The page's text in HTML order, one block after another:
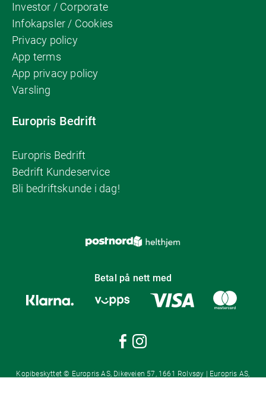
Investor / Corporate
Infokapsler / Cookies
Privacy policy
App terms
App privacy policy
Varsling
Europris Bedrift
Europris Bedrift
Bedrift Kundeservice
Bli bedriftskunde i dag!
Betal på nett med
Kopibeskyttet © Europris AS, Dikeveien 57, 1661 Rolvsøy | Europris AS,